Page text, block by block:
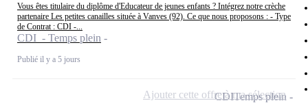
Vous êtes titulaire du diplôme d'Educateur de jeunes enfants ? Intégrez notre crèche
partenaire Les petites canailles située à Vanves (92). Ce que nous proposons : - Type
de Contrat : CDI -...
CDI - Temps plein
Publié il y a 5 jours
CDITemps plein
Ajouter cette offre à ma sélection